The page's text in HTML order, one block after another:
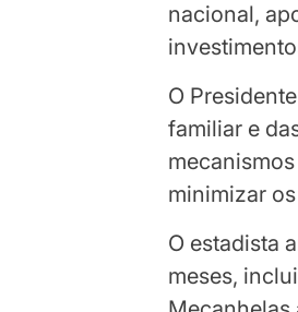
nacional,
O
familiar e
minimizar
O estadista
meses,